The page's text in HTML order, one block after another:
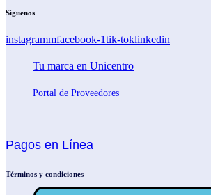
Síguenos
instagrammfacebook-1tik-toklinkedin
Tu marca en Unicentro
Portal de Proveedores
Pagos en Línea
Términos y condiciones